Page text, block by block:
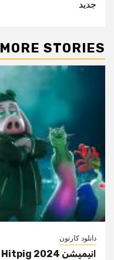
جدید
MORE STORIES
دانلود کارتون
انیمیشن Hitpig 2024 هیتپیگ